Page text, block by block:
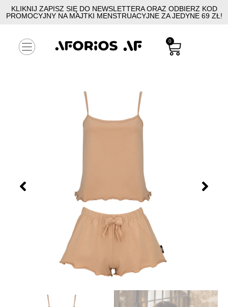
KLIKNIJ ZAPISZ SIĘ DO NEWSLETTERA ORAZ ODBIERZ KOD
PROMOCYJNY NA MAJTKI MENSTRUACYJNE ZA JEDYNE 69 ZŁ!
0